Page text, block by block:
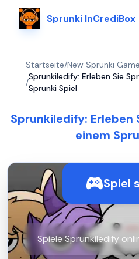
Sprunki InCrediBox
Startseite/New Sprunki Game
/
Sprunkiledify: Erleben Sie
Sprunki Spiel
Sprunkiledify: Erleben
einem
Spiel
Spiele Sprunkiledify